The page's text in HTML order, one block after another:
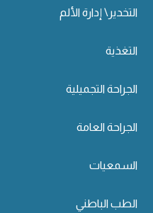
التخدير\ إدارة الألم
التغذية
الجراحة التجميلية
الجراحة العامة
السمعيات
الطب الباطني